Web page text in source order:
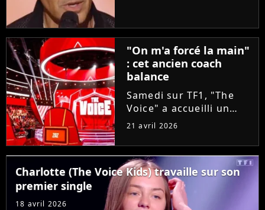
d'un candidat. A-t-il
réussi à convaincre Lara
Fabian, Florent Pagny,...
"On m'a forcé la main"
: cet ancien coach
balance
Samedi sur TF1, "The
Voice" a accueilli un
invité exceptionnel pour
Louis Bertignac ! Coach
emblématique des deux
premières saisons, le
rockeur avait
pourtant...
21 avril 2026
Charlotte (The Voice Kids) travaille sur son
premier single
18 avril 2026